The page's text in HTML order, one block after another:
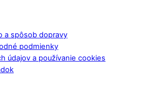
a spôsob dopravy
podmienky
údajov a používanie cookies